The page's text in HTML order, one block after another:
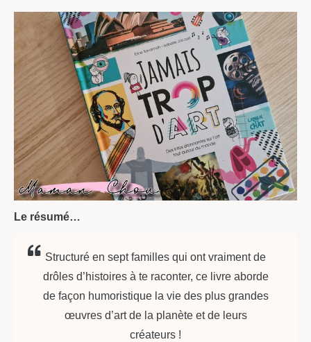
Le résumé…
Structuré en sept familles qui ont vraiment de
drôles d’histoires à te raconter, ce livre aborde
de façon humoristique la vie des plus grandes
œuvres d’art de la planète et de leurs
créateurs !